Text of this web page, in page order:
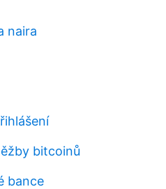
naira
bitcoinů
bance